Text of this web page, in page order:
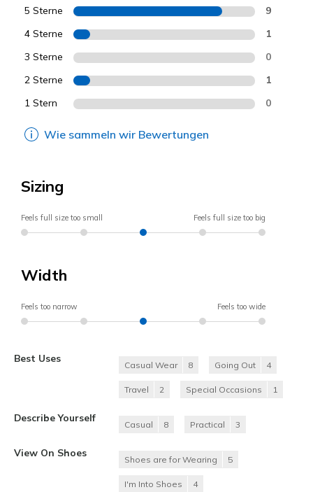
5 Sterne 9
4 Sterne 1
3 Sterne 0
2 Sterne 1
1 Stern 0
Wie sammeln wir Bewertungen
Sizing
Feels full size too small Feels full size too big
Width
Feels too narrow Feels too wide
Best Uses
Casual Wear 8 Going Out 4
Travel 2 Special Occasions 1
Describe Yourself
Casual 8 Practical 3
View On Shoes
Shoes are for Wearing 5
I'm Into Shoes 4